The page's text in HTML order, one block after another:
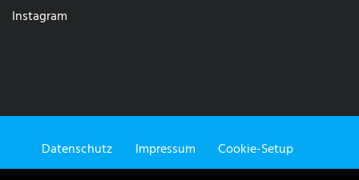
Instagram
Datenschutz Impressum Cookie-Setup